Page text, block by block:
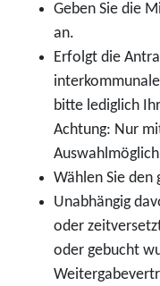
Geben Sie die
an.
Erfolgt die
bitte lediglich
Achtung: Nur
Wählen Sie den
Unabhängig
oder
oder gebucht